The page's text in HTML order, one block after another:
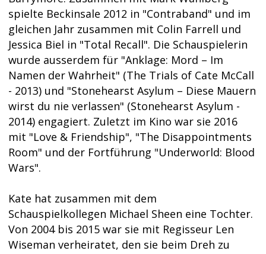
spielte Beckinsale 2012 in "Contraband" und im
gleichen Jahr zusammen mit Colin Farrell und
Jessica Biel in "Total Recall". Die Schauspielerin
wurde ausserdem für "Anklage: Mord – Im
Namen der Wahrheit" (The Trials of Cate McCall
- 2013) und "Stonehearst Asylum – Diese Mauern
wirst du nie verlassen" (Stonehearst Asylum -
2014) engagiert. Zuletzt im Kino war sie 2016
mit "Love & Friendship", "The Disappointments
Room" und der Fortführung "Underworld: Blood
Wars".
Kate hat zusammen mit dem
Schauspielkollegen Michael Sheen eine Tochter.
Von 2004 bis 2015 war sie mit Regisseur Len
Wiseman verheiratet, den sie beim Dreh zu